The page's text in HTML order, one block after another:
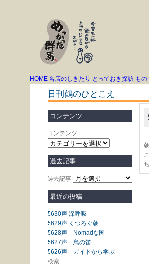
HOME 名店のしきたり とっておき探訪 もの
日刊鶴のひとこえ
コンテンツ
コンテンツ
過去記事
過去記事
最近の投稿
5630声 深呼吸
5629声 くつろぐ朝
5628声 Nomadな国
5627声 鳥の笛
5626声 ガイドから学ぶ
検索: